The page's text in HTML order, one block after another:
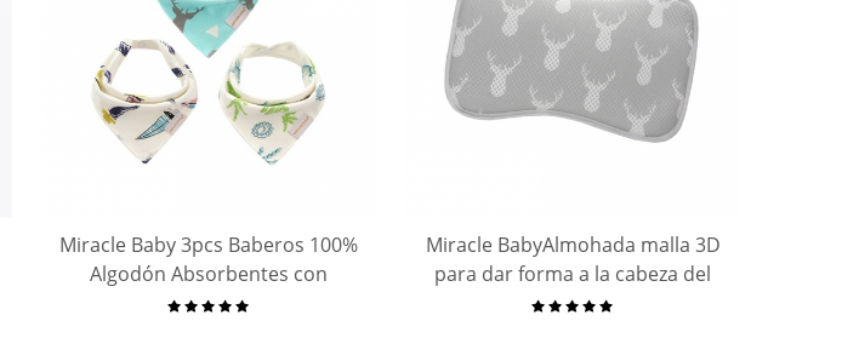
Miracle Baby 3pcs Baberos 100%
Algodón Absorbentes con
Pañuelo para Bebé, con Broches
Miracle BabyAlmohada malla 3D
para dar forma a la cabeza del
bebé, almohada 100%Algodón